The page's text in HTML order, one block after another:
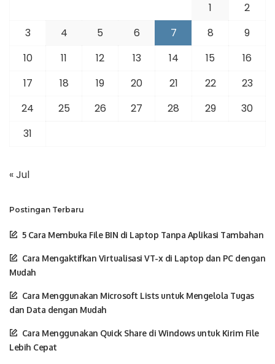
1
2
3
4 5 6 7 8
9
10
11 12 13 14 15
16
17
18 19 20 21 22
23
24
25 26 27 28 29
30
31
« Jul
Postingan Terbaru
5 Cara Membuka File BIN di Laptop Tanpa Aplikasi Tambahan
Cara Mengaktifkan Virtualisasi VT-x di Laptop dan PC dengan
Mudah
Cara Menggunakan Microsoft Lists untuk Mengelola Tugas
dan Data dengan Mudah
Cara Menggunakan Quick Share di Windows untuk Kirim File
Lebih Cepat